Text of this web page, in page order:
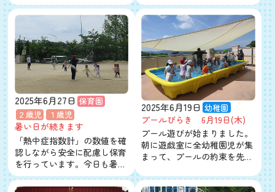
2025年6月27日 保育園
２歳児
１歳児
暑い日が続きます
「熱中症指数計」の数値を確
認しながら安全に配慮し保育
を行っています。今日も暑…
2025年6月19日 幼稚園
プールびらき 6月19日(木)
プール遊びが始まりました。
朝に遊戯室に全幼稚園児が集
まって、プールの約束を先…